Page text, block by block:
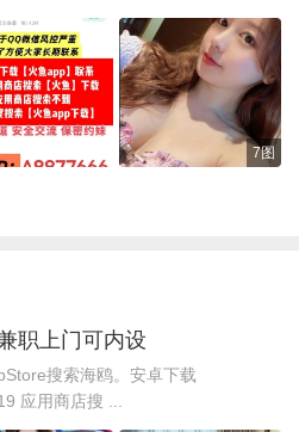
7图
职上门可内设
搜索海鸥。安卓下载
应用商店搜 ...